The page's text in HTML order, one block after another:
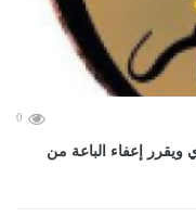
0
إعفاء الباعة من